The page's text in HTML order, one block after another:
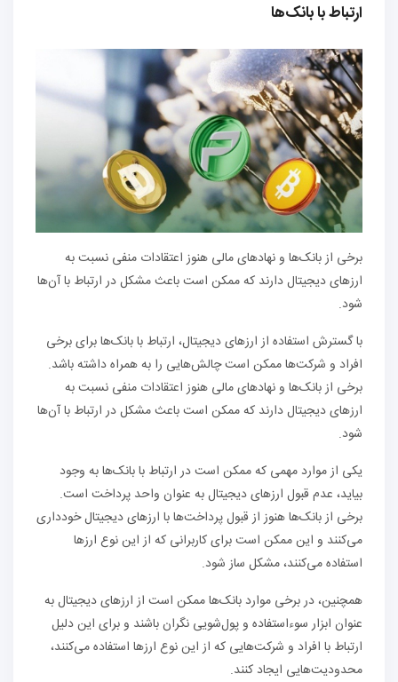
ارتباط با بانک‌ها
برخی از بانک‌ها و نهادهای مالی هنوز اعتقادات منفی نسبت به
ارزهای دیجیتال دارند که ممکن است باعث مشکل در ارتباط با آن‌ها
شود.
با گسترش استفاده از ارزهای دیجیتال، ارتباط با بانک‌ها برای برخی
افراد و شرکت‌ها ممکن است چالش‌هایی را به همراه داشته باشد.
برخی از بانک‌ها و نهادهای مالی هنوز اعتقادات منفی نسبت به
ارزهای دیجیتال دارند که ممکن است باعث مشکل در ارتباط با آن‌ها
شود.
یکی از موارد مهمی که ممکن است در ارتباط با بانک‌ها به وجود
بیاید، عدم قبول ارزهای دیجیتال به عنوان واحد پرداخت است.
برخی از بانک‌ها هنوز از قبول پرداخت‌ها با ارزهای دیجیتال خودداری
می‌کنند و این ممکن است برای کاربرانی که از این نوع ارزها
استفاده می‌کنند، مشکل ساز شود.
همچنین، در برخی موارد بانک‌ها ممکن است از ارزهای دیجیتال به
عنوان ابزار سوءاستفاده و پول‌شویی نگران باشند و برای این دلیل
ارتباط با افراد و شرکت‌هایی که از این نوع ارزها استفاده می‌کنند،
محدودیت‌هایی ایجاد کنند.